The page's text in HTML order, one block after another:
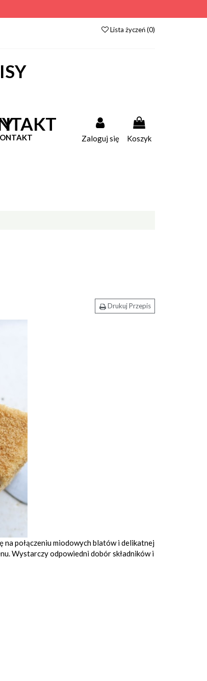
Lista życzeń (0)
Zaloguj się Koszyk
Drukuj Przepis
połączeniu miodowych blatów i delikatnej
Wystarczy odpowiedni dobór składników i